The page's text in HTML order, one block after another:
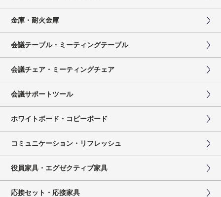
金庫・耐火金庫
会議テーブル・ミーティングテーブル
会議チェア・ミーティングチェア
会議サポートツール
ホワイトボード・コピーボード
コミュニケーション・リフレッシュ
役員家具・エグゼクティブ家具
応接セット・応接家具